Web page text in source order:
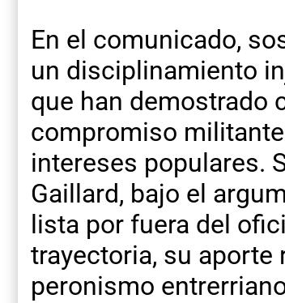
En el comunicado,
un disciplinamiento
que han demostrado
compromiso
intereses populares.
Gaillard, bajo el
lista por fuera del
trayectoria, su aporte
peronismo